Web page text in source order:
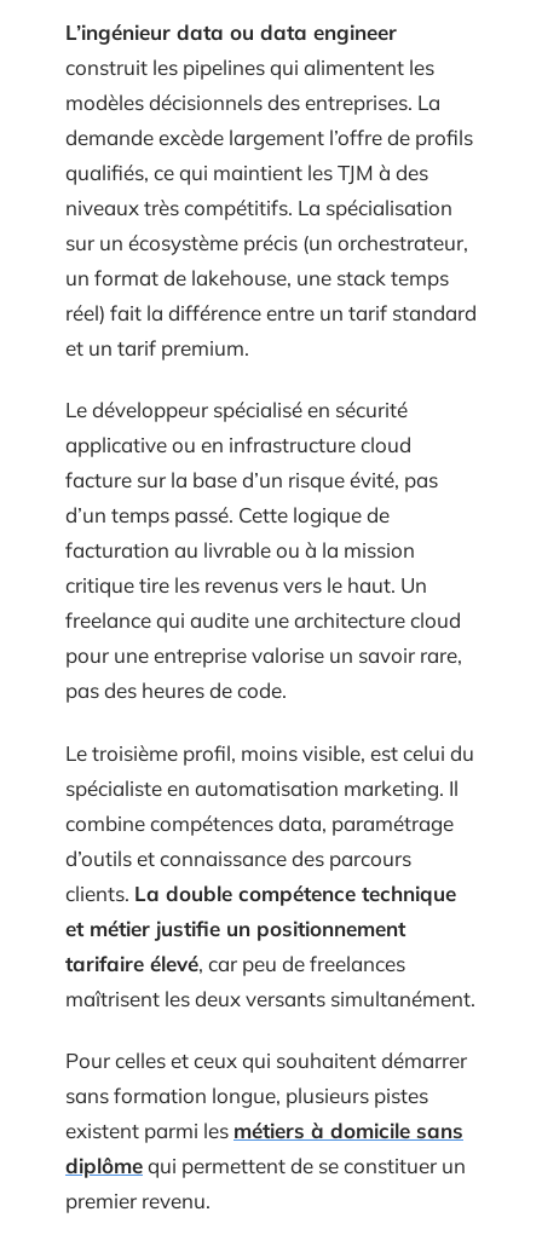
L’ingénieur data ou data engineer
construit les pipelines qui alimentent les
modèles décisionnels des entreprises. La
demande excède largement l’offre de profils
qualifiés, ce qui maintient les TJM à des
niveaux très compétitifs. La spécialisation
sur un écosystème précis (un orchestrateur,
un format de lakehouse, une stack temps
réel) fait la différence entre un tarif standard
et un tarif premium.
Le développeur spécialisé en sécurité
applicative ou en infrastructure cloud
facture sur la base d’un risque évité, pas
d’un temps passé. Cette logique de
facturation au livrable ou à la mission
critique tire les revenus vers le haut. Un
freelance qui audite une architecture cloud
pour une entreprise valorise un savoir rare,
pas des heures de code.
Le troisième profil, moins visible, est celui du
spécialiste en automatisation marketing. Il
combine compétences data, paramétrage
d’outils et connaissance des parcours
clients. La double compétence technique
et métier justifie un positionnement
tarifaire élevé, car peu de freelances
maîtrisent les deux versants simultanément.
Pour celles et ceux qui souhaitent démarrer
sans formation longue, plusieurs pistes
existent parmi les métiers à domicile sans
diplômequi permettent de se constituer un
premier revenu.